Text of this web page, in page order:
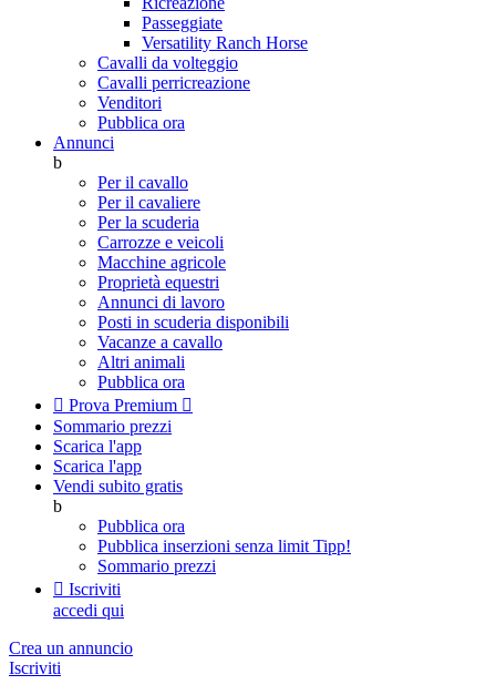
Passeggiate
Versatility Ranch Horse
Cavalli da volteggio
Cavalli perricreazione
Venditori
Pubblica ora
Annunci
b
Per il cavallo
Per il cavaliere
Per la scuderia
Carrozze e veicoli
Macchine agricole
Proprietà equestri
Annunci di lavoro
Posti in scuderia disponibili
Vacanze a cavallo
Altri animali
Pubblica ora
 Prova Premium 
Sommario prezzi
Scarica l'app
Scarica l'app
Vendi subito gratis
b
Pubblica ora
Pubblica inserzioni senza limit Tipp!
Sommario prezzi
 Iscriviti
accedi qui
Crea un annuncio
Iscriviti